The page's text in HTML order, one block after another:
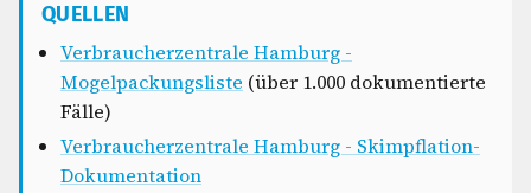
QUELLEN
Verbraucherzentrale Hamburg -
Mogelpackungsliste (über 1.000 dokumentierte
Fälle)
Verbraucherzentrale Hamburg - Skimpflation-
Dokumentation